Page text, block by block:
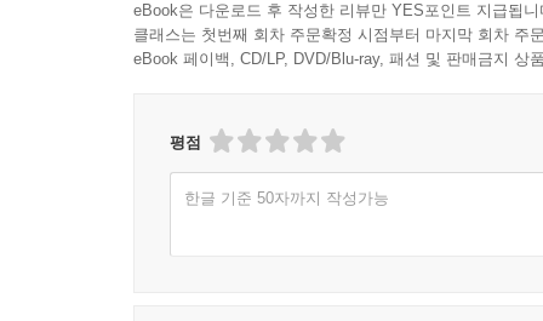
eBook은 다운로드 후 작성한 리뷰만 YES포인트 지급됩니
클래스는 첫번째 회차 주문확정 시점부터 마지막 회차 주
eBook 페이백, CD/LP, DVD/Blu-ray, 패션 및 판매금지 상
평점
한글 기준 50자까지 작성가능